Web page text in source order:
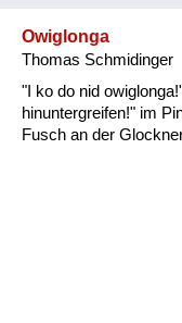
Owiglonga
Thomas Schmidinger
"I ko do nid
hinuntergreifen!" im
Fusch an der